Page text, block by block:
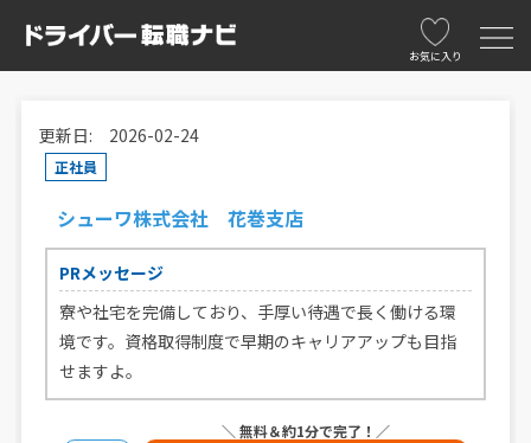
お気に入り
更新日: 2026-02-24
正社員
シューワ株式会社 花巻支店
PRメッセージ
寮や社宅を完備しており、手厚い待遇で長く働ける環
境です。資格取得制度で早期のキャリアアップも目指
せますよ。
＼ 無料＆約1分で完了！／